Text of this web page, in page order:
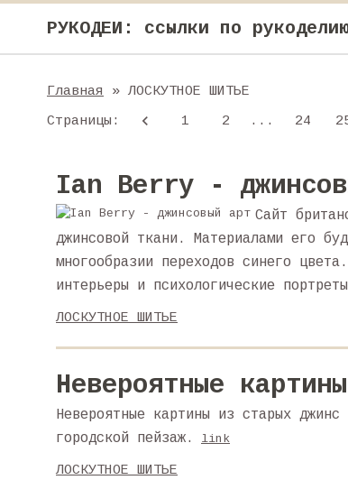
РУКОДЕИ: ссылки по
Главная
» ЛОСКУТНОЕ ШИТЬЕ
Страницы : 1 2 ... 24
Ian Berry -
Сайт
джинсовой ткани. Материалами его
многообразии переходов синего
интерьеры и психологические
ЛОСКУТНОЕ ШИТЬЕ
Невероятные
Невероятные картины из старых
городской пейзаж.
link
ЛОСКУТНОЕ ШИТЬЕ